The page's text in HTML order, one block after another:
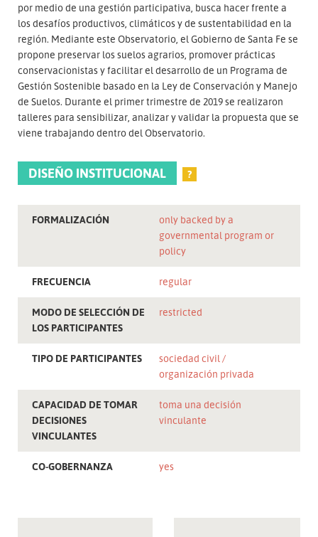
por medio de una gestión participativa, busca hacer frente a
los desafíos productivos, climáticos y de sustentabilidad en la
región. Mediante este Observatorio, el Gobierno de Santa Fe se
propone preservar los suelos agrarios, promover prácticas
conservacionistas y facilitar el desarrollo de un Programa de
Gestión Sostenible basado en la Ley de Conservación y Manejo
de Suelos. Durante el primer trimestre de 2019 se realizaron
talleres para sensibilizar, analizar y validar la propuesta que se
viene trabajando dentro del Observatorio.
DISEÑO INSTITUCIONAL ?
FORMALIZACIÓN
only backed by a
governmental program or
policy
FRECUENCIA regular
MODO DE SELECCIÓN DE
LOS PARTICIPANTES
restricted
TIPO DE PARTICIPANTES
sociedad civil
organización privada
CAPACIDAD DE TOMAR
DECISIONES
VINCULANTES
toma una decisión
vinculante
CO-GOBERNANZA yes